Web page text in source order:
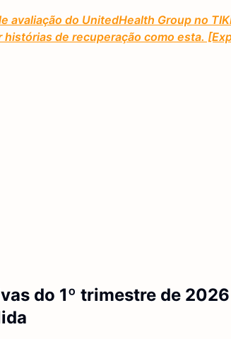
avaliação do UnitedHealth Group no
de recuperação como esta.
do 1º trimestre de